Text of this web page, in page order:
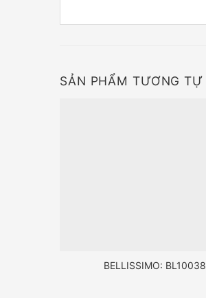
SẢN PHẨM TƯƠNG TỰ
BELLISSIMO: BL10038